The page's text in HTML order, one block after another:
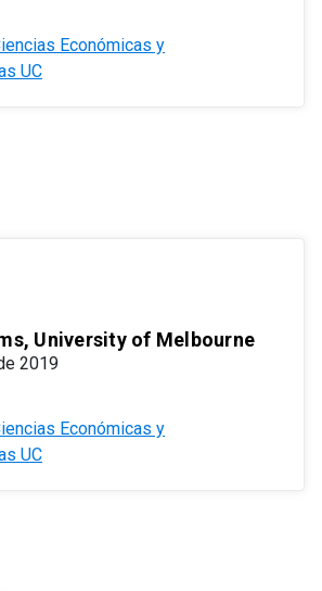
Económicas y
UC
University of Melbourne
2019
Económicas y
UC